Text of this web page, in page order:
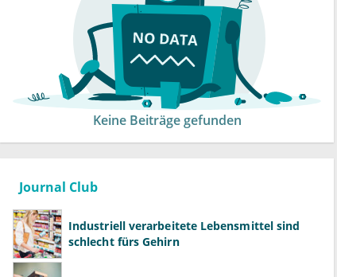
Keine Beiträge gefunden
Journal Club
Industriell verarbeitete Lebensmittel sind
schlecht fürs Gehirn